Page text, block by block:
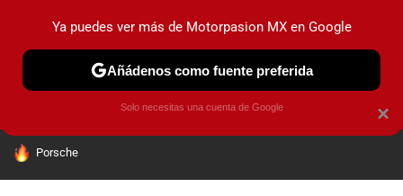
PRUEBAS INDUSTRIA HOY NO CIRCULA
HOY SE HABLA DE
Porsche
×
Ya puedes ver más de Motorpasion MX en Google
Añádenos como fuente preferida
Solo necesitas una cuenta de Google